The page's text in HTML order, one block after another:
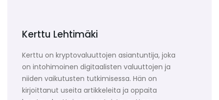
Kerttu Lehtimäki
Kerttu on kryptovaluuttojen asiantuntija, joka
on intohimoinen digitaalisten valuuttojen ja
niiden vaikutusten tutkimisessa. Hän on
kirjoittanut useita artikkeleita ja oppaita